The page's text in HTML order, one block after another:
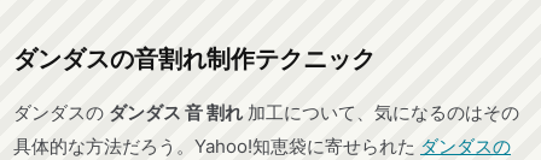
ダンダスの音割れ制作テクニック
ダンダスの ダンダス 音 割れ加工について、気になるのはその
具体的な方法だろう。Yahoo!知恵袋に寄せられた ダンダスの